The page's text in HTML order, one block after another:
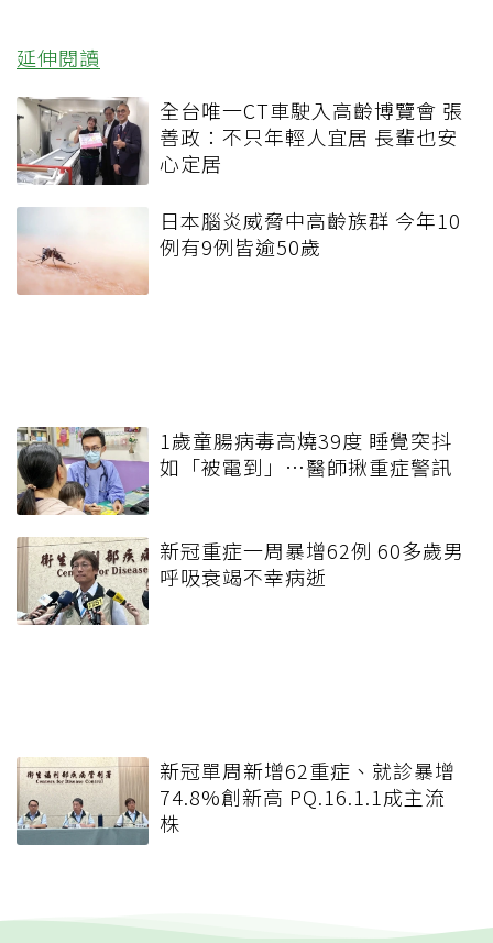
延伸閱讀
全台唯一CT車駛入高齡博覽會 張
善政：不只年輕人宜居 長輩也安
心定居
日本腦炎威脅中高齡族群 今年10
例有9例皆逾50歲
1歲童腸病毒高燒39度 睡覺突抖
如「被電到」…醫師揪重症警訊
新冠重症一周暴增62例 60多歲男
呼吸衰竭不幸病逝
新冠單周新增62重症、就診暴增
74.8%創新高 PQ.16.1.1成主流
株